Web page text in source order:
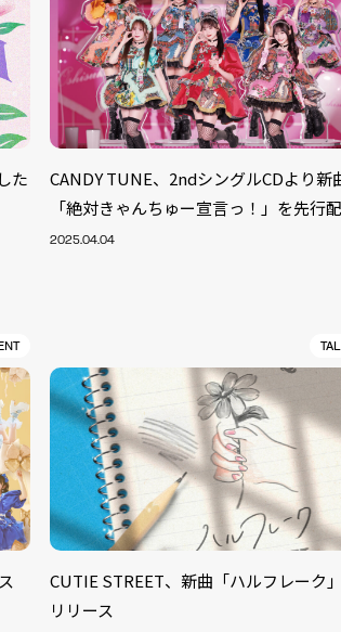
た
CANDY TUNE、2ndシングルCDより新
「絶対きゃんちゅー宣言っ！」を先行
2025.04.04
CUTIE STREET、新曲「ハルフレーク
リリース